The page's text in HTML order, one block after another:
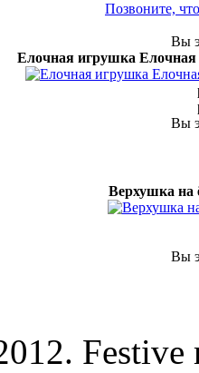
Позвоните,
Вы
Елочная игрушка
Вы
Верхушка
Вы
Festive